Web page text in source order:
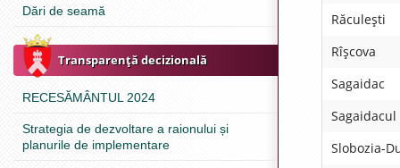
Dări de seamă
Transparenţă decizională
RECESĂMÂNTUL 2024
Strategia de dezvoltare a raionului și
planurile de implementare
Răculeşti
Rîşcova
Sagaidac
Sagaidacul
Slobozia-